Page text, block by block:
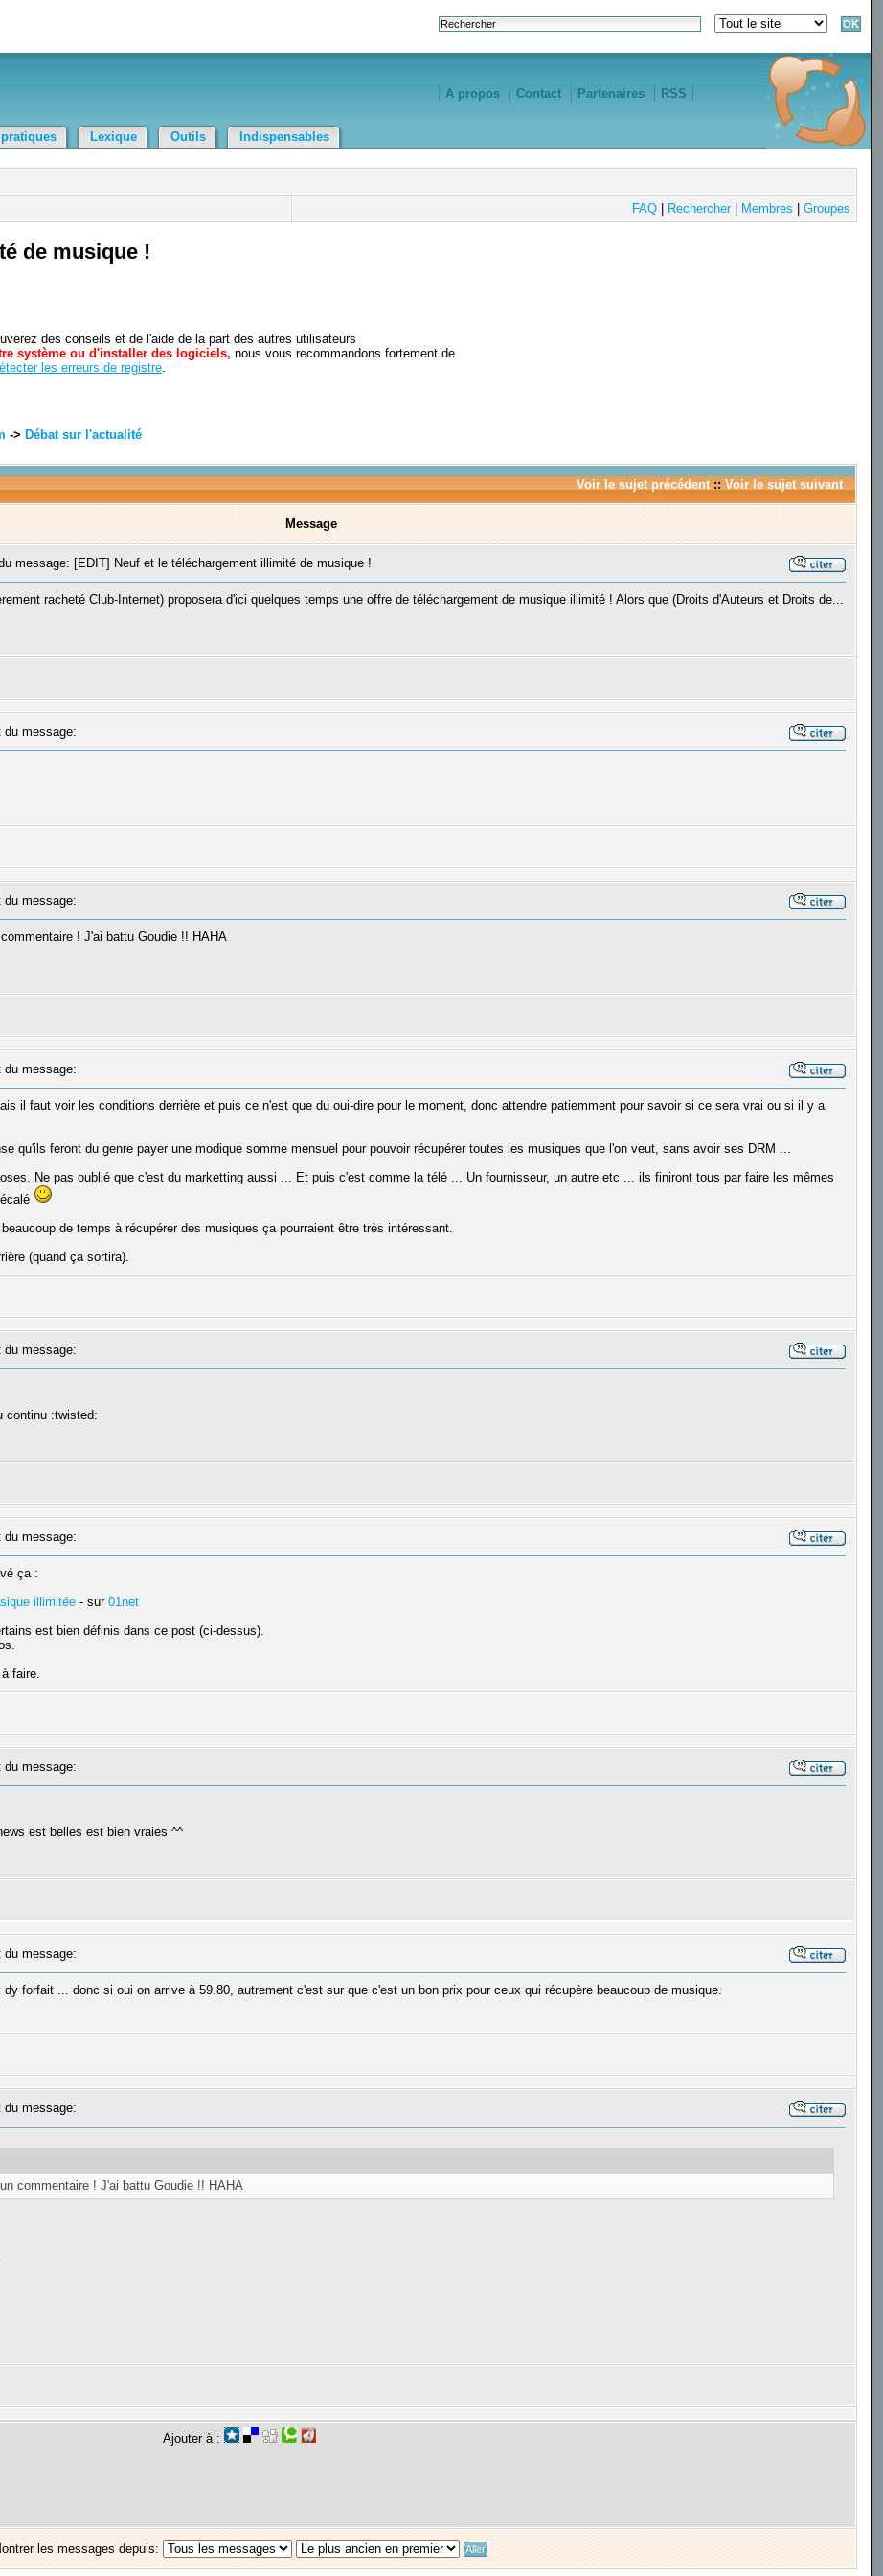
A propos Contact Partenaires RSS
Lexique Outils Indispensables
FAQ| Rechercher| Membres Groupes
de musique !
des conseils et de l'aide de la part des autres utilisateurs
système ou d'installer des logiciels, nous vous recommandons fortement de
les erreurs de registre.
-> Débat sur l'actualité
Voir le sujet précédent:: Voir le sujet suivant
Message
message: [EDIT] Neuf et le téléchargement illimité de musique !
racheté Club-Internet) proposera d'ici quelques temps une offre de téléchargement de musique illimité ! Alors que (Droits d'Auteurs et Droits de...
message:
message:
! J'ai battu Goudie !! HAHA
message:
il faut voir les conditions derrière et puis ce n'est que du oui-dire pour le moment, donc attendre patiemment pour savoir si ce sera vrai ou si il y a
qu'ils feront du genre payer une modique somme mensuel pour pouvoir récupérer toutes les musiques que l'on veut, sans avoir ses DRM ...
Ne pas oublié que c'est du marketting aussi ... Et puis c'est comme la télé ... Un fournisseur, un autre etc ... ils finiront tous par faire les mêmes
de temps à récupérer des musiques ça pourraient être très intéressant.
(quand ça sortira).
message:
continu :twisted:
message:
ça :
illimitée- sur 01net
est bien définis dans ce post (ci-dessus).
faire.
message:
est belles est bien vraies ^^
message:
forfait ... donc si oui on arrive à 59.80, autrement c'est sur que c'est un bon prix pour ceux qui récupère beaucoup de musique.
message:
commentaire ! J'ai battu Goudie !! HAHA
Ajouter à :
les messages depuis: